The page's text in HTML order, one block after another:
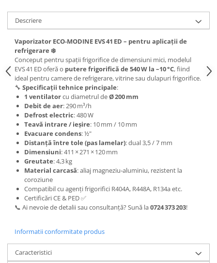
Descriere
Vaporizator ECO‑MODINE EVS 41 ED – pentru aplicații de
refrigerare ❄️
Conceput pentru spații frigorifice de dimensiuni mici, modelul
EVS 41 ED oferă o putere frigorifică de 540 W la –10 °C, fiind
ideal pentru camere de refrigerare, vitrine sau dulapuri frigorifice.
🔧 Specificații tehnice principale:
1 ventilatorcu diametrul deØ 200 mm
Debit de aer: 290 m³/h
Defrost electric: 480 W
Teavă intrare / ieșire: 10 mm / 10 mm
Evacuare condens: ½"
Distanță între tole (pas lamelar): dual 3,5 / 7 mm
Dimensiuni: 411 × 271 × 120 mm
Greutate: 4,3 kg
Material carcasă: aliaj magneziu‑aluminiu, rezistent la
coroziune
Compatibil cu agenți frigorifici R404A, R448A, R134a etc.
Certificări CE & PED ✅
📞 Ai nevoie de detalii sau consultanță? Sună la0724 373 203!
Informatii conformitate produs
Caracteristici